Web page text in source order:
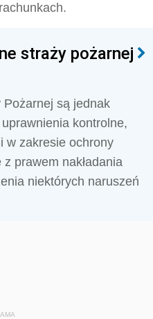
straży pożarnej
są jednak
kontrolne,
w zakresie ochrony
prawem nakładania
niektórych naruszeń